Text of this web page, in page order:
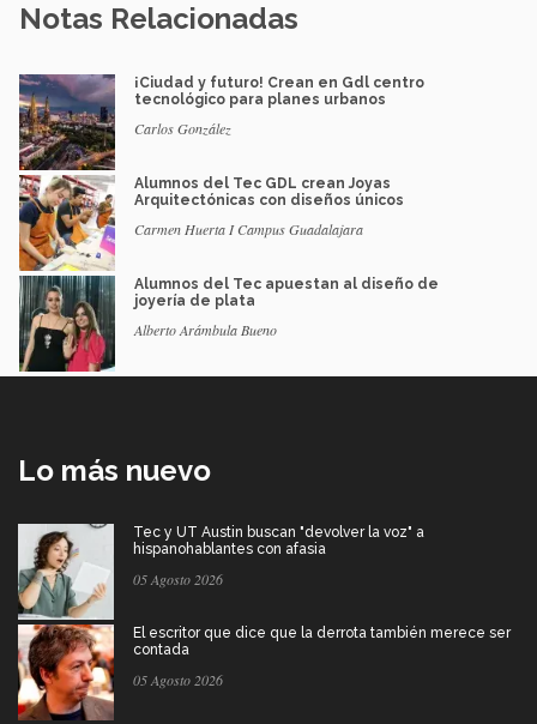
Notas Relacionadas
¡Ciudad y futuro! Crean en Gdl centro
tecnológico para planes urbanos
Carlos González
Alumnos del Tec GDL crean Joyas
Arquitectónicas con diseños únicos
Carmen Huerta I Campus Guadalajara
Alumnos del Tec apuestan al diseño de
joyería de plata
Alberto Arámbula Bueno
Lo más nuevo
Tec y UT Austin buscan "devolver la voz" a
hispanohablantes con afasia
05 Agosto 2026
El escritor que dice que la derrota también merece ser
contada
05 Agosto 2026